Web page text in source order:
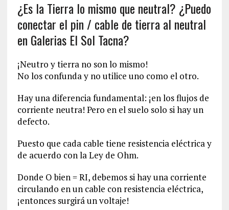
¿Es la Tierra lo mismo que neutral? ¿Puedo
conectar el pin / cable de tierra al neutral
en Galerias El Sol Tacna?
¡Neutro y tierra no son lo mismo!
No los confunda y no utilice uno como el otro.
Hay una diferencia fundamental: ¡en los flujos de
corriente neutra! Pero en el suelo solo si hay un
defecto.
Puesto que cada cable tiene resistencia eléctrica y
de acuerdo con la Ley de Ohm.
Donde O bien = RI, debemos si hay una corriente
circulando en un cable con resistencia eléctrica,
¡entonces surgirá un voltaje!